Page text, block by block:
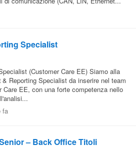
Specialist
(Customer Care EE) Siamo alla
& Reporting Specialist da inserire nel team
Care EE, con una forte competenza nello
fa
– Back Office Titoli